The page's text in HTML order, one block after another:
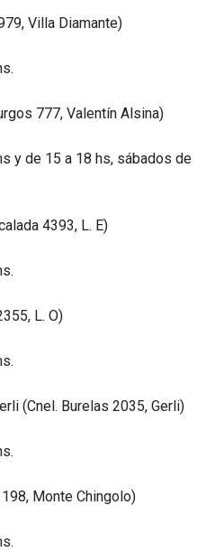
Villa Diamante)
777, Valentín Alsina)
y de 15 a 18 hs, sábados de
4393, L. E)
L. O)
(Cnel. Burelas 2035, Gerli)
Monte Chingolo)